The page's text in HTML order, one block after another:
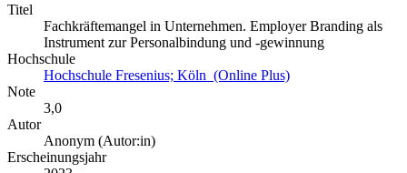
Titel
Fachkräftemangel in Unternehmen. Employer Branding als
Instrument zur Personalbindung und -gewinnung
Hochschule
Hochschule Fresenius; Köln (Online Plus)
Note
3,0
Autor
Anonym (Autor:in)
Erscheinungsjahr